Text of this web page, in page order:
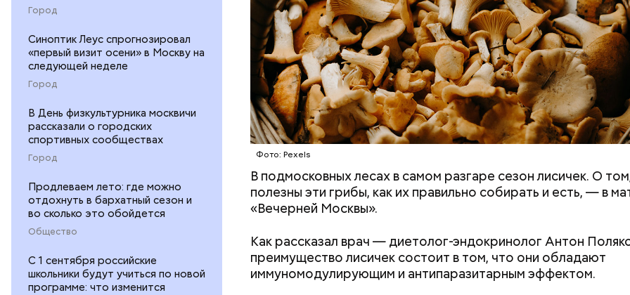
Город
Синоптик Леус спрогнозировал
«первый визит осени» в Москву на
следующей неделе
Город
В День физкультурника москвичи
рассказали о городских
спортивных сообществах
Город
Продлеваем лето: где можно
отдохнуть в бархатный сезон и
во сколько это обойдется
Общество
С 1 сентября российские
школьники будут учиться по новой
программе: что изменится
Фото: Pexels
В подмосковных лесах в самом разгаре сезон лисичек. О
полезны эти грибы, как их правильно собирать и есть, — в
«Вечерней Москвы».
Как рассказал врач — диетолог-эндокринолог Антон
преимущество лисичек состоит в том, что они обладают
иммуномодулирующим и антипаразитарным эффектом.
Среднее время жизни молнии (маленькой и средней) около
Большие же могут жить и до нескольких минут, отметил